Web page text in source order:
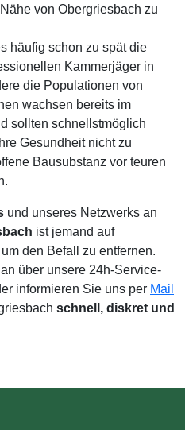
von Obergriesbach zu
häufig schon zu spät die
Kammerjäger in
die Populationen von
wachsen bereits im
sollten schnellstmöglich
Gesundheit nicht zu
Bausubstanz vor teuren
und unseres Netzwerks an
ist jemand auf
den Befall zu entfernen.
über unsere 24h-Service-
informieren Sie uns per Mail
schnell, diskret und